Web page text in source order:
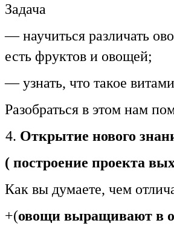
Задача
— научиться различать
есть фруктов и овощей;
— узнать, что такое
Разобраться в этом нам
Открытие нового
( построение проекта
Как вы думаете, чем
+(овощи выращивают в